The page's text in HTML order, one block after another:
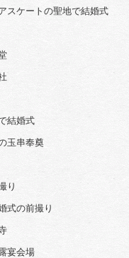
スケートの聖地で結婚式
結婚式
玉串奉奠
り
式の前撮り
宴会場